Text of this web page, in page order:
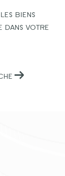
biens
dans votre